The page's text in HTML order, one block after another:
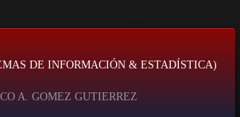
DE INFORMACIÓN & ESTADÍSTICA)
A. GOMEZ GUTIERREZ